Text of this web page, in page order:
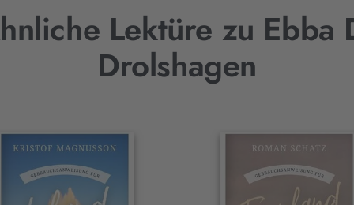
Lektüre zu Ebba
Drolshagen